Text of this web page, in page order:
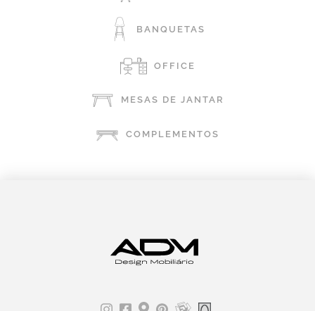
BANQUETAS
OFFICE
MESAS DE JANTAR
COMPLEMENTOS